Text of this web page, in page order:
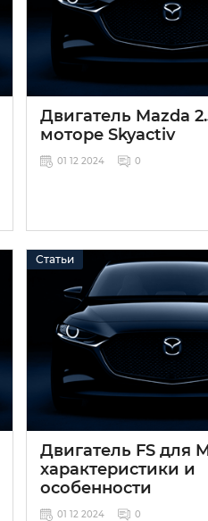
Двигатель Mazda
моторе Skyactiv
01 12 2024 0
Статьи
Двигатель FS для
характеристики и
особенности
01 12 2024 0